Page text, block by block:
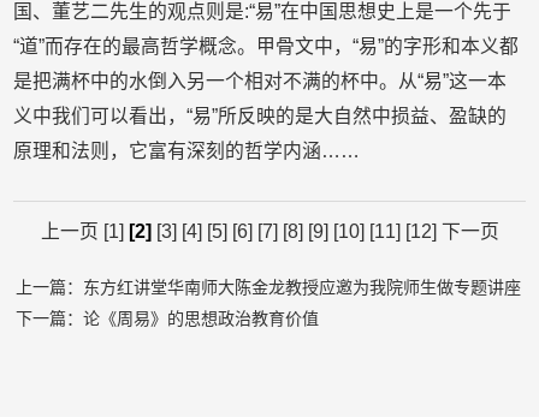
国、董艺二先生的观点则是:“易”在中国思想史上是一个先于
“道”而存在的最高哲学概念。甲骨文中，“易”的字形和本义都
是把满杯中的水倒入另一个相对不满的杯中。从“易”这一本
义中我们可以看出，“易”所反映的是大自然中损益、盈缺的
原理和法则，它富有深刻的哲学内涵……
上一页 [1] [2] [3] [4] [5] [6] [7] [8] [9] [10] [11] [12] 下一页
上一篇：东方红讲堂华南师大陈金龙教授应邀为我院师生做专题讲座
下一篇：论《周易》的思想政治教育价值